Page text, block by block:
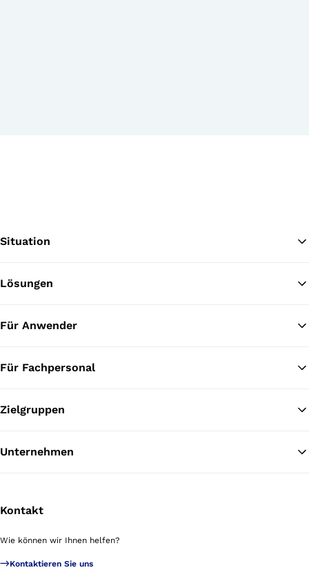
Situation
Lösungen
Für Anwender
Für Fachpersonal
Zielgruppen
Unternehmen
Kontakt
Wie können wir Ihnen helfen?
Kontaktieren Sie uns